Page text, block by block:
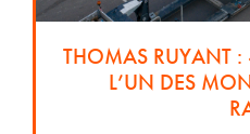
THOMAS RUYANT :
L’UN DES